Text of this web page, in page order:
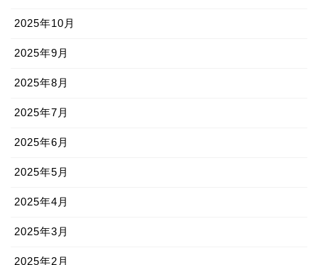
2025年10月
2025年9月
2025年8月
2025年7月
2025年6月
2025年5月
2025年4月
2025年3月
2025年2月